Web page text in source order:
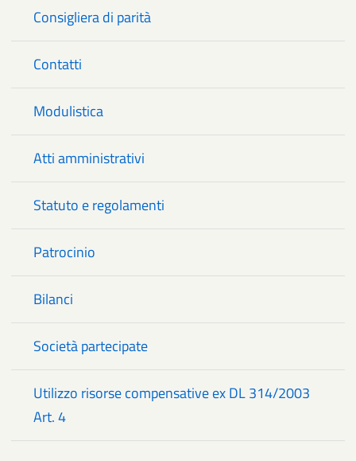
Consigliera di parità
Contatti
Modulistica
Atti amministrativi
Statuto e regolamenti
Patrocinio
Bilanci
Società partecipate
Utilizzo risorse compensative ex DL 314/2003
Art. 4